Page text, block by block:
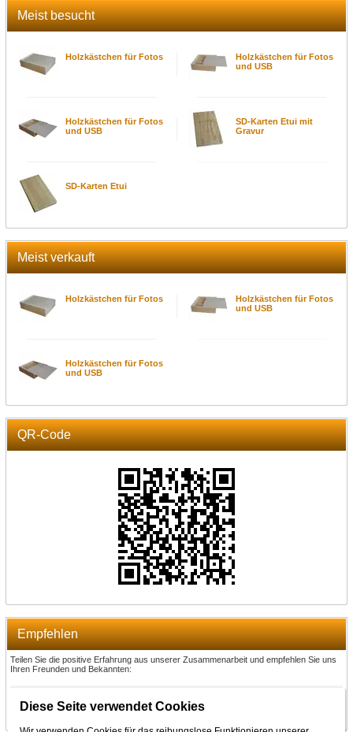
Meist besucht
Holzkästchen für Fotos
Holzkästchen für Fotos
und USB
Holzkästchen für Fotos
und USB
SD-Karten Etui mit
Gravur
SD-Karten Etui
Meist verkauft
Holzkästchen für Fotos
Holzkästchen für Fotos
und USB
Holzkästchen für Fotos
und USB
QR-Code
Empfehlen
Teilen Sie die positive Erfahrung aus unserer Zusammenarbeit und empfehlen Sie uns
Ihren Freunden und Bekannten:
Empfehlen
Diese Seite verwendet Cookies